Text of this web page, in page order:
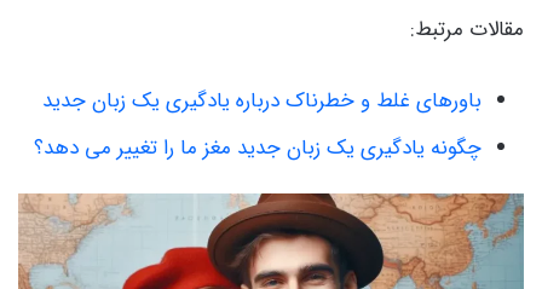
مقالات مرتبط:
باورهای غلط و خطرناک درباره یادگیری یک زبان جدید
چگونه یادگیری یک زبان جدید مغز ما را تغییر می دهد؟